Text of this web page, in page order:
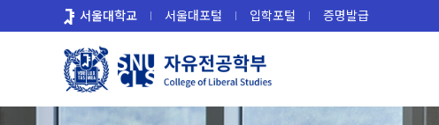
로
서울대학교 서울대포털 입학포털 증명발급